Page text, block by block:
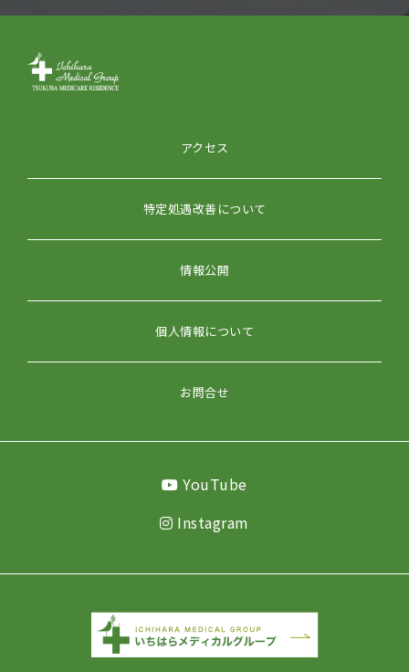
アクセス
特定処遇改善について
情報公開
個人情報について
お問合せ
YouTube
Instagram